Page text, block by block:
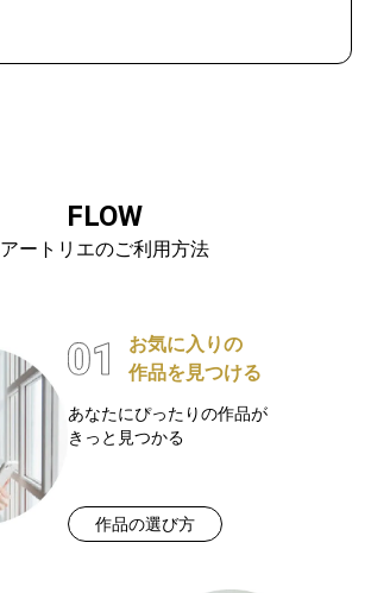
FLOW
アートリエのご利用方法
お気に入りの
作品を見つける
あなたにぴったりの作品が
きっと見つかる
作品の選び方